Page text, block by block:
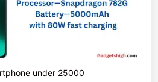
under 25000